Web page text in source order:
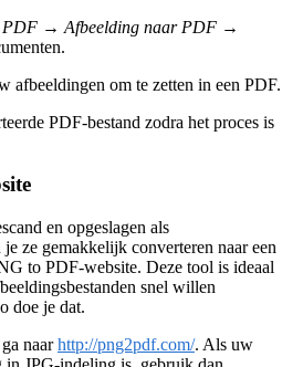
PDF → Afbeelding naar PDF →
afbeeldingen om te zetten in een PDF.
PDF-bestand zodra het proces is
en opgeslagen als
ze gemakkelijk converteren naar een
to PDF-website. Deze tool is ideaal
snel willen
doe je dat.
naarhttp://png2pdf.com/. Als uw